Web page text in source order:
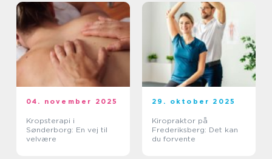
04. november 2025
Kropsterapi i
Sønderborg: En vej til
velvære
29. oktober 2025
Kiropraktor på
Frederiksberg: Det kan
du forvente